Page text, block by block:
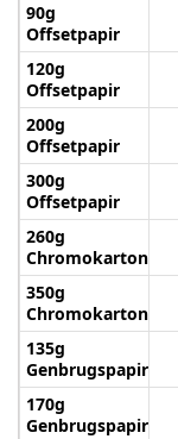
90g
Offsetpapir
120g
Offsetpapir
200g
Offsetpapir
300g
Offsetpapir
260g
Chromokarton
350g
Chromokarton
135g
Genbrugspapir
170g
Genbrugspapir